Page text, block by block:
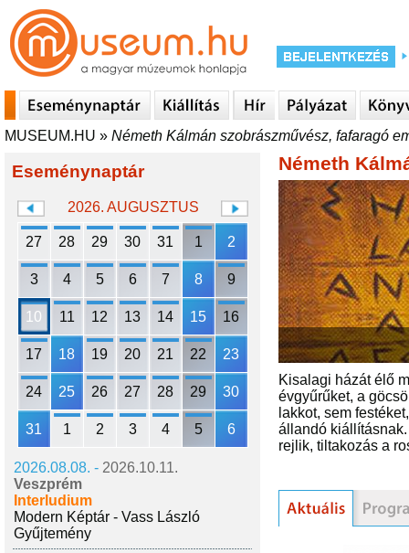
MUSEUM.HU » Németh Kálmán szobrászművész, fafaragó
Eseménynaptár
2026. AUGUSZTUS
27 28 29 30 31 1 2
3 4 5 6 7 8 9
10 11 12 13 14 15 16
17 18 19 20 21 22 23
24 25 26 27 28 29 30
31 1 2 3 4 5 6
2026.08.08. - 2026.10.11.
Veszprém
Interludium
Modern Képtár - Vass László
Gyűjtemény
Németh
Kisalagi házát élő
évgyűrűket, a
lakkot, sem
állandó
rejlik, tiltakozás a